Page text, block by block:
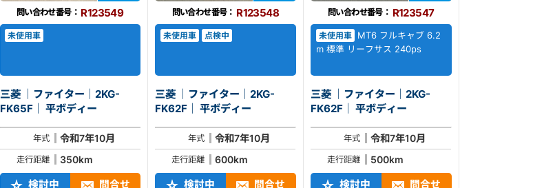
問い合わせ番号： R123549
未使用車
三菱 ｜ファイター｜2KG-
FK65F｜ 平ボディー
年式 令和7年10月
走行距離 350km
検討中 問合せ
問い合わせ番号： R123548
未使用車 点検中
三菱 ｜ファイター｜2KG-
FK62F｜ 平ボディー
年式 令和7年10月
走行距離 600km
検討中 問合せ
問い合わせ番号： R123547
未使用車
MT6 フルキャブ 6.2
m 標準 リーフサス 240ps
三菱 ｜ファイター｜2KG-
FK62F｜ 平ボディー
年式 令和7年10月
走行距離 500km
検討中 問合せ